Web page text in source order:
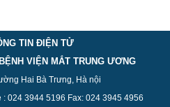
TIN ĐIỆN TỬ
VIỆN MẮT TRUNG ƯƠNG
Hai Bà Trưng, Hà nội
: 024 3944 5196 Fax: 024 3945 4956